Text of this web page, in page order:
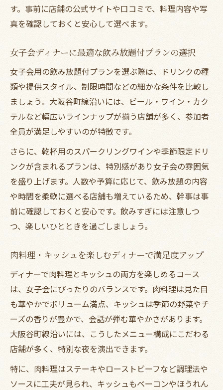
す。事前に店舗の公式サイトや口コミで、料理内容や写
真を確認しておくと安心して選べます。
女子会ディナーに最適な飲み放題付プランの選択
女子会用の飲み放題付プランを選ぶ際は、ドリンクの種
類や提供スタイル、制限時間などの細かな条件を比較し
ましょう。大阪谷町線沿いには、ビール・ワイン・カク
テルなど幅広いラインナップが揃う店舗が多く、参加者
全員が満足しやすいのが特徴です。
さらに、乾杯用のスパークリングワインや季節限定ドリ
ンクが含まれるプランは、特別感があり女子会の雰囲気
を盛り上げます。人数や予算に応じて、飲み放題の内容
や時間を柔軟に選べる店舗も増えているため、幹事は事
前に確認しておくと安心です。飲みすぎには注意しつ
つ、楽しいひとときを過ごしましょう。
肉料理・キッシュを楽しむディナーで満足度アップ
ディナーで肉料理とキッシュの両方を楽しめるコース
は、女子会にぴったりのバランスです。肉料理は見た目
も華やかでボリューム満点、キッシュは季節の野菜やチ
ーズの香りが豊かで、会話が弾む華やかさがあります。
大阪谷町線沿いには、こうしたメニュー構成にこだわる
店舗が多く、特別な夜を演出できます。
特に、肉料理はステーキやローストビーフなど調理法や
ソースに工夫が見られ、キッシュもベーコンやほうれん